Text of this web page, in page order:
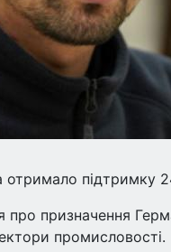
підтримку
призначення
промисловості.